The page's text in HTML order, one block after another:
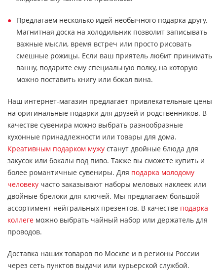
Предлагаем несколько идей необычного подарка другу.
Магнитная доска на холодильник позволит записывать
важные мысли, время встреч или просто рисовать
смешные рожицы. Если ваш приятель любит принимать
ванну, подарите ему специальную полку, на которую
можно поставить книгу или бокал вина.
Наш интернет-магазин предлагает привлекательные цены
на оригинальные подарки для друзей и родственников. В
качестве сувенира можно выбрать разнообразные
кухонные принадлежности или товары для дома.
Креативным подарком мужу станут двойные блюда для
закусок или бокалы под пиво. Также вы сможете купить и
более романтичные сувениры. Для подарка молодому
человеку часто заказывают наборы меловых наклеек или
двойные брелоки для ключей. Мы предлагаем большой
ассортимент нейтральных презентов. В качестве подарка
коллеге можно выбрать чайный набор или держатель для
проводов.
Доставка наших товаров по Москве и в регионы России
через сеть пунктов выдачи или курьерской службой.